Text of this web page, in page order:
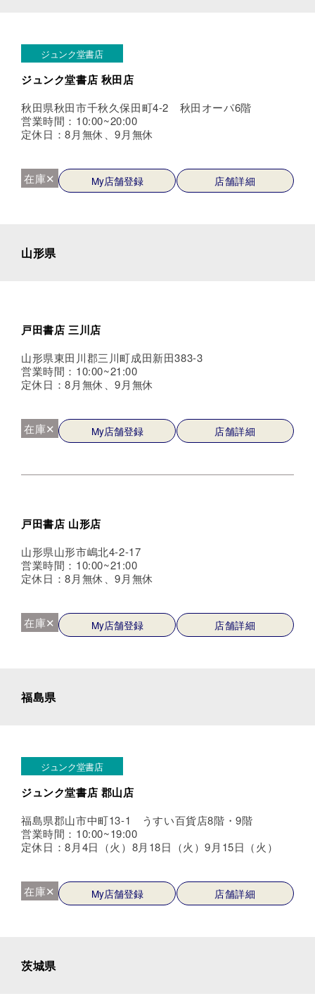
ジュンク堂書店
ジュンク堂書店 秋田店
秋田県秋田市千秋久保田町4-2 秋田オーパ6階
営業時間：10:00~20:00
定休日：8月無休、9月無休
在庫✕ My店舗登録 店舗詳細
山形県
戸田書店 三川店
山形県東田川郡三川町成田新田383-3
営業時間：10:00~21:00
定休日：8月無休、9月無休
在庫✕ My店舗登録 店舗詳細
戸田書店 山形店
山形県山形市嶋北4-2-17
営業時間：10:00~21:00
定休日：8月無休、9月無休
在庫✕ My店舗登録 店舗詳細
福島県
ジュンク堂書店
ジュンク堂書店 郡山店
福島県郡山市中町13-1 うすい百貨店8階・9階
営業時間：10:00~19:00
定休日：8月4日（火）8月18日（火）9月15日（火）
在庫✕ My店舗登録 店舗詳細
茨城県